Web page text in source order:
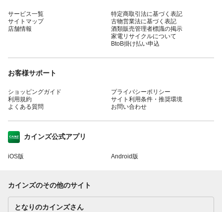
サービス一覧
サイトマップ
店舗情報
特定商取引法に基づく表記
古物営業法に基づく表記
酒類販売管理者標識の掲示
家電リサイクルについて
BtoB掛け払い申込
お客様サポート
ショッピングガイド
利用規約
よくある質問
プライバシーポリシー
サイト利用条件・推奨環境
お問い合わせ
カインズ公式アプリ
iOS版 Android版
カインズのその他のサイト
となりのカインズさん